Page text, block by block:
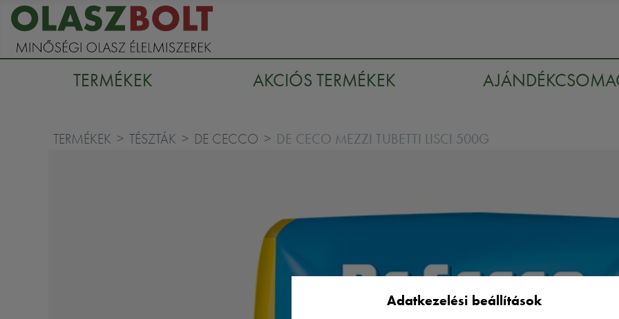
TERMÉKEK AKCIÓS TERMÉKEK
TERMÉKEK TÉSZTÁK DE CECCO DE CECO MEZZI TUBETTI LISCI 500G
Adatkezelési beállítások